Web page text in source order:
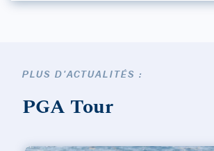
PLUS D'ACTUALITÉS :
PGA Tour